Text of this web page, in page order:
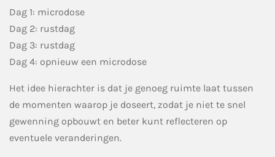
Dag 1: microdose
Dag 2: rustdag
Dag 3: rustdag
Dag 4: opnieuw een microdose
Het idee hierachter is dat je genoeg ruimte laat tussen
de momenten waarop je doseert, zodat je niet te snel
gewenning opbouwt en beter kunt reflecteren op
eventuele veranderingen.